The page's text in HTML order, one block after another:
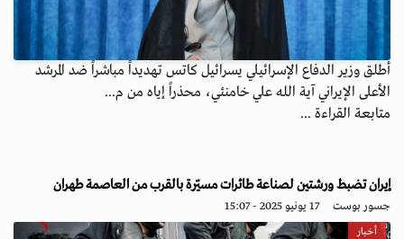
أطلق وزير الدفاع الإسرائيلي يسرائيل كاتس تهديداً مباشراً ضد المرشد
الأعلى الإيراني آية الله علي خامنئي، محذراً إياه من م...
متابعة القراءة ...
إيران تضبط ورشتين لصناعة طائرات مسيّرة بالقرب من العاصمة طهران
جسور بوست 17 يونيو 2025 - 15:07
أخبار